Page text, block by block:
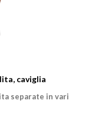
e novità di
caviglia
separate in vari